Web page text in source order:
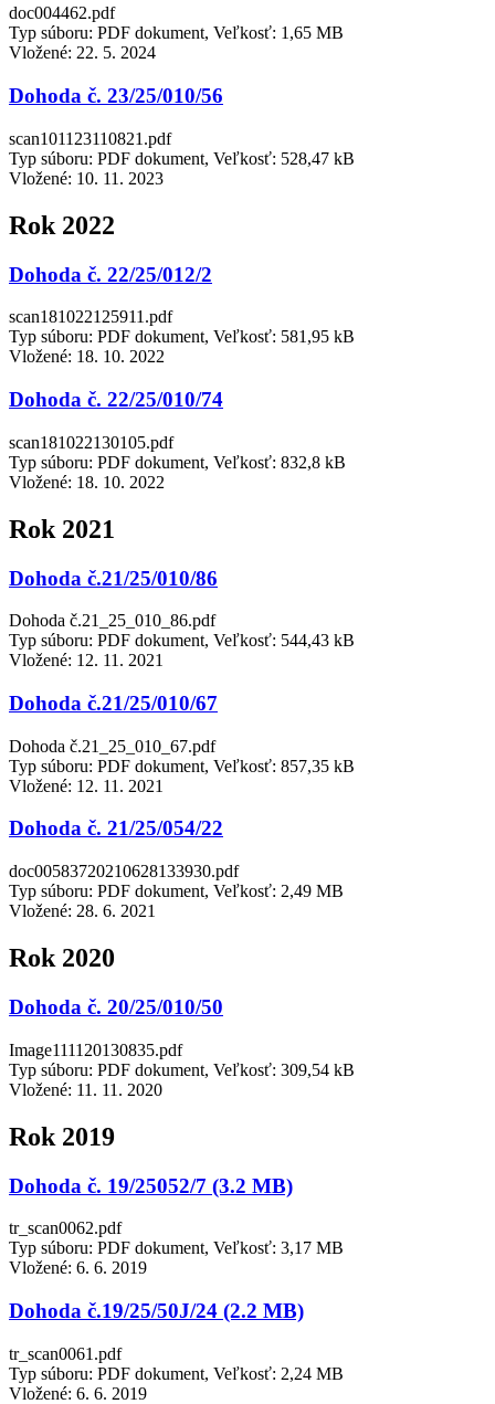
doc004462.pdf
Typ súboru: PDF dokument, Veľkosť: 1,65 MB
Vložené: 22. 5. 2024
Dohoda č. 23/25/010/56
scan101123110821.pdf
Typ súboru: PDF dokument, Veľkosť: 528,47 kB
Vložené: 10. 11. 2023
Rok 2022
Dohoda č. 22/25/012/2
scan181022125911.pdf
Typ súboru: PDF dokument, Veľkosť: 581,95 kB
Vložené: 18. 10. 2022
Dohoda č. 22/25/010/74
scan181022130105.pdf
Typ súboru: PDF dokument, Veľkosť: 832,8 kB
Vložené: 18. 10. 2022
Rok 2021
Dohoda č.21/25/010/86
Dohoda č.21_25_010_86.pdf
Typ súboru: PDF dokument, Veľkosť: 544,43 kB
Vložené: 12. 11. 2021
Dohoda č.21/25/010/67
Dohoda č.21_25_010_67.pdf
Typ súboru: PDF dokument, Veľkosť: 857,35 kB
Vložené: 12. 11. 2021
Dohoda č. 21/25/054/22
doc00583720210628133930.pdf
Typ súboru: PDF dokument, Veľkosť: 2,49 MB
Vložené: 28. 6. 2021
Rok 2020
Dohoda č. 20/25/010/50
Image111120130835.pdf
Typ súboru: PDF dokument, Veľkosť: 309,54 kB
Vložené: 11. 11. 2020
Rok 2019
Dohoda č. 19/25052/7 (3.2 MB)
tr_scan0062.pdf
Typ súboru: PDF dokument, Veľkosť: 3,17 MB
Vložené: 6. 6. 2019
Dohoda č.19/25/50J/24 (2.2 MB)
tr_scan0061.pdf
Typ súboru: PDF dokument, Veľkosť: 2,24 MB
Vložené: 6. 6. 2019